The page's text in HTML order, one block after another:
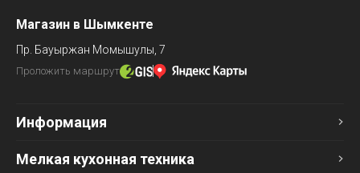
Магазин в Шымкенте
Пр. Бауыржан Момышулы, 7
Проложить маршрут
Информация
Мелкая кухонная техника